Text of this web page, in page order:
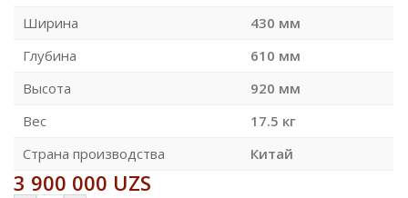
Ширина
430 мм
Глубина
610 мм
Высота
920 мм
Вес
17.5 кг
Страна производства
Китай
3 900 000 UZS